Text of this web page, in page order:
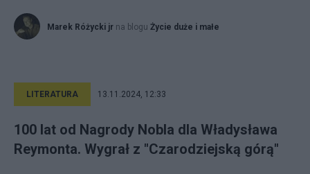
Marek Różycki jr na blogu Życie duże i małe
LITERATURA 13.11.2024, 12:33
100 lat od Nagrody Nobla dla Władysława
Reymonta. Wygrał z "Czarodziejską górą"